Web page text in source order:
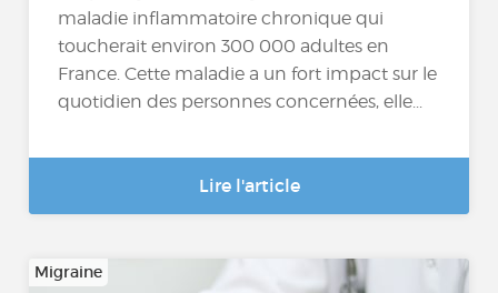
maladie inflammatoire chronique qui
toucherait environ 300 000 adultes en
France. Cette maladie a un fort impact sur le
quotidien des personnes concernées, elle...
Lire l'article
Migraine